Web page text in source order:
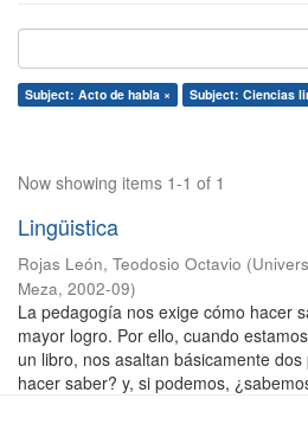
Subject: Acto de habla × Subject: Ciencias
Now showing items 1-1 of 1
Lingüistica
Rojas León, Teodosio Octavio (
Meza, 2002-09)
La pedagogía nos exige cómo hacer
mayor logro. Por ello, cuando
un libro, nos asaltan básicamente
hacer saber? y, si podemos,